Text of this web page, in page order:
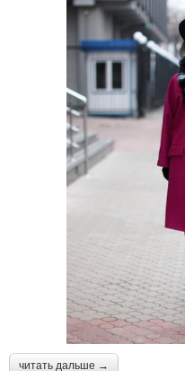
читать дальше →